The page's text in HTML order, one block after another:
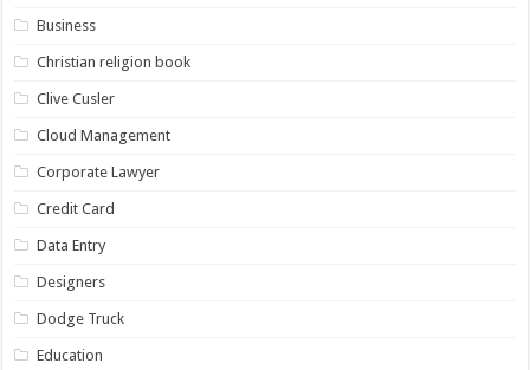
Business
Christian religion book
Clive Cusler
Cloud Management
Corporate Lawyer
Credit Card
Data Entry
Designers
Dodge Truck
Education